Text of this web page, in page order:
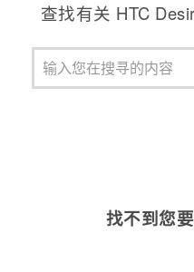
查找有关 HTC
找不到您